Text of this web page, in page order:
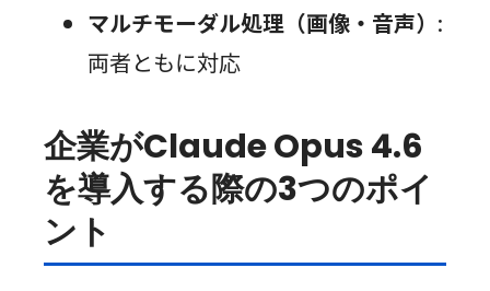
マルチモーダル処理（画像・音声） :
両者ともに対応
企業がClaude Opus 4.6
を導入する際の3つのポイ
ント